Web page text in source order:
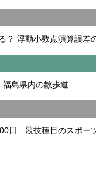
？ 浮動小数点演算誤差
島県内の散歩道
日 競技種目のスポー